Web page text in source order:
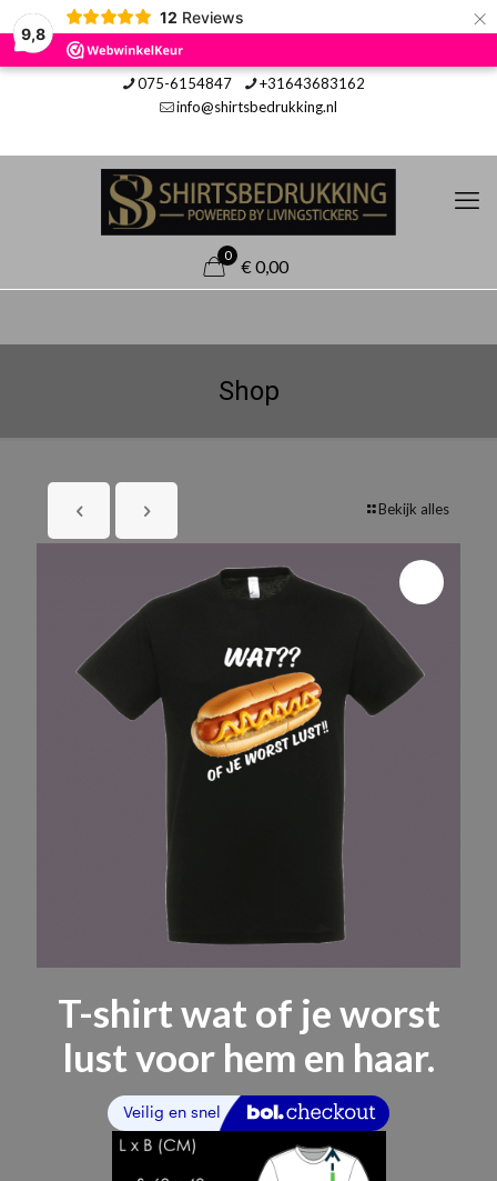
9,8
12 Reviews ×
075-6154847
+31643683162
info@shirtsbedrukking.nl
0
€ 0,00
Shop
Bekijk alles
T-shirt wat of je worst
lust voor hem en haar.